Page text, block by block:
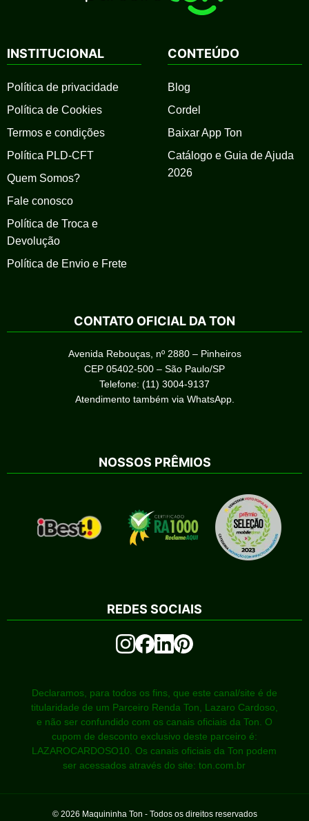
INSTITUCIONAL
Política de privacidade
Política de Cookies
Termos e condições
Política PLD-CFT
Quem Somos?
Fale conosco
Política de Troca e
Devolução
Política de Envio e Frete
CONTEÚDO
Blog
Cordel
Baixar App Ton
Catálogo e Guia de Ajuda
2026
CONTATO OFICIAL DA TON
Avenida Rebouças, nº 2880 – Pinheiros
CEP 05402-500 – São Paulo/SP
Telefone: (11) 3004-9137
Atendimento também via WhatsApp.
NOSSOS PRÊMIOS
REDES SOCIAIS
Declaramos, para todos os fins, que este canal/site é de
titularidade de um Parceiro Renda Ton, Lazaro Cardoso,
e não ser confundido com os canais oficiais da Ton. O
cupom de desconto exclusivo deste parceiro é:
LAZAROCARDOSO10. Os canais oficiais da Ton podem
ser acessados através do site: ton.com.br
© 2026 Maquininha Ton - Todos os direitos reservados